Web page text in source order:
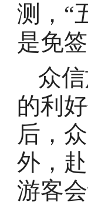
测，“
是免
众
的利
后，
外，
游客